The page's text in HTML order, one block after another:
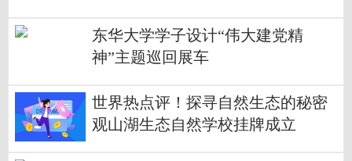
东华大学学子设计“伟大建党精
神”主题巡回展车
世界热点评！探寻自然生态的秘密
观山湖生态自然学校挂牌成立